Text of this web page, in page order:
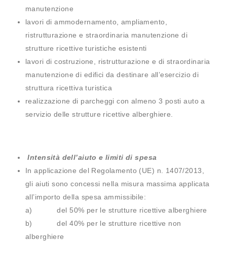
manutenzione
lavori di ammodernamento, ampliamento,
ristrutturazione e straordinaria manutenzione di
strutture ricettive turistiche esistenti
lavori di costruzione, ristrutturazione e di straordinaria
manutenzione di edifici da destinare all’esercizio di
struttura ricettiva turistica
realizzazione di parcheggi con almeno 3 posti auto a
servizio delle strutture ricettive alberghiere.
Intensità dell’aiuto e limiti di spesa
In applicazione del Regolamento (UE) n. 1407/2013,
gli aiuti sono concessi nella misura massima applicata
all’importo della spesa ammissibile:
a) del 50% per le strutture ricettive alberghiere
b) del 40% per le strutture ricettive non
alberghiere